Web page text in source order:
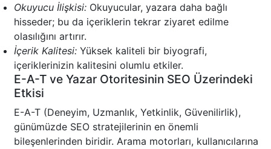
Okuyucu İlişkisi: Okuyucular, yazara daha bağlı
hisseder; bu da içeriklerin tekrar ziyaret edilme
olasılığını artırır.
İçerik Kalitesi: Yüksek kaliteli bir biyografi,
içeriklerinizin kalitesini olumlu etkiler.
E-A-T ve Yazar Otoritesinin SEO Üzerindeki
Etkisi
E-A-T (Deneyim, Uzmanlık, Yetkinlik, Güvenilirlik),
günümüzde SEO stratejilerinin en önemli
bileşenlerinden biridir. Arama motorları, kullanıcılarına